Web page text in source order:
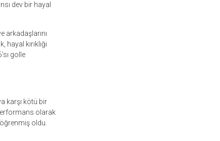
dev bir hayal
arkadaşlarını
kırıklığı
golle
karşı kötü bir
olarak
ğrenmiş oldu.